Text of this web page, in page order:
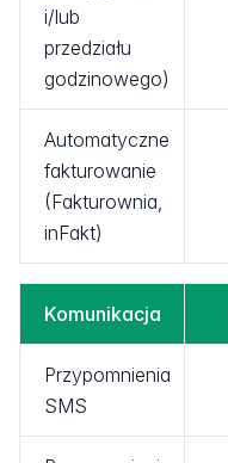
i/lub
przedziału
godzinowego)
Automatyczne
fakturowanie
(Fakturownia,
inFakt)
Komunikacja
Przypomnienia
SMS